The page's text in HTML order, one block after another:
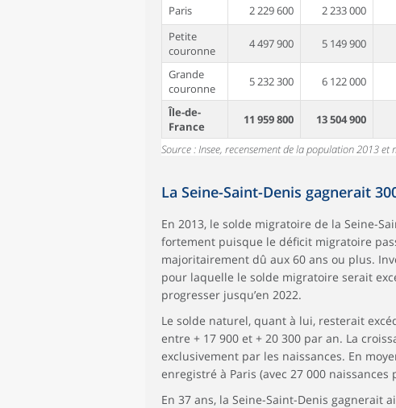
Paris 2 229 600 2 233 000
Petite
couronne
4 497 900 5 149 900
Grande
couronne
5 232 300 6 122 000
Île-de-
France
11 959 800 13 504 900
Source : Insee, recensement de la population 2013
La Seine-Saint-Denis gagnerait
En 2013, le solde migratoire de la Seine-
fortement puisque le déficit migratoire
majoritairement dû aux 60 ans ou plus.
pour laquelle le solde migratoire serait
progresser jusqu’en 2022.
Le solde naturel, quant à lui, resterait
entre + 17 900 et + 20 300 par an. La
exclusivement par les naissances. En
enregistré à Paris (avec 27 000 naissances
En 37 ans, la Seine-Saint-Denis gagnerait